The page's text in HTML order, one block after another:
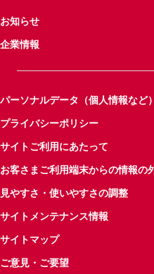
お知らせ
企業情報
パーソナルデータ（個人情報など
プライバシーポリシー
サイトご利用にあたって
お客さまご利用端末からの情報の
見やすさ・使いやすさの調整
サイトメンテナンス情報
サイトマップ
ご意見・ご要望